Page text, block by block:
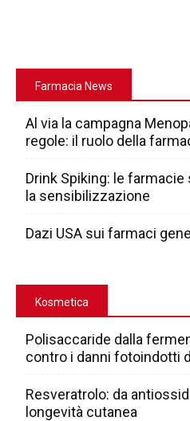
Farmacia News
Al via la campagna
regole: il ruolo della
Drink Spiking: le
la sensibilizzazione
Dazi USA sui farmaci
Kosmetica
Polisaccaride dalla
contro i danni fotoindotti
Resveratrolo: da
longevità cutanea